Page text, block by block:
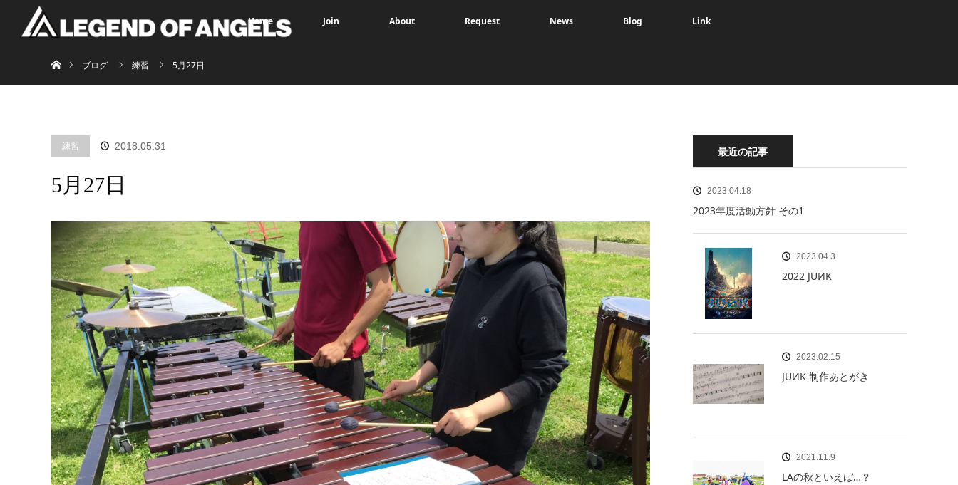
Home Join About Request News Blog Link
ブログ
練習 5月27日
練習 2018.05.31
5月27日
最近の記事
2023.04.18
2023年度活動方針 その1
2023.04.3
2022 JUИK
2023.02.15
JUИK 制作あとがき
2021.11.9
LAの秋といえば…？